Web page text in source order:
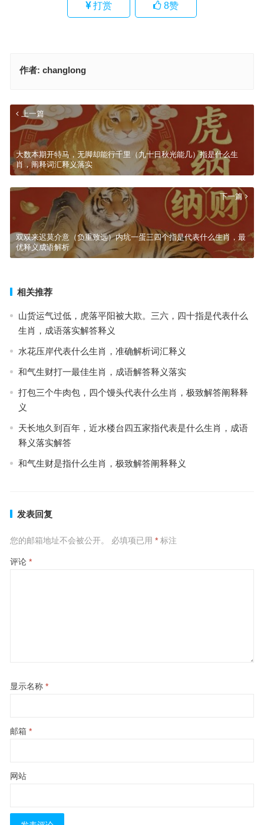
打赏 8赞
作者: changlong
上一篇
大数本期开特马，无脚却能行千里（九十日秋光能几）指是什么生
肖，阐释词汇释义落实
下一篇
双双来迟莫介意（负重致远）内坑一蛋三四个指是代表什么生肖，最
优释义成语解析
相关推荐
山货运气过低，虎落平阳被大欺。三六，四十指是代表什么
生肖，成语落实解答释义
水花压岸代表什么生肖，准确解析词汇释义
和气生财打一最佳生肖，成语解答释义落实
打包三个牛肉包，四个馒头代表什么生肖，极致解答阐释释
义
天长地久到百年，近水楼台四五家指代表是什么生肖，成语
释义落实解答
和气生财是指什么生肖，极致解答阐释释义
发表回复
您的邮箱地址不会被公开。 必填项已用 *标注
评论 *
显示名称 *
邮箱 *
网站